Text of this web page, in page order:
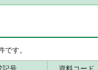
です。